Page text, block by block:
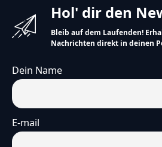
Hol' dir den
Bleib auf dem Laufenden!
Nachrichten direkt in deinen
Dein Name
E-mail